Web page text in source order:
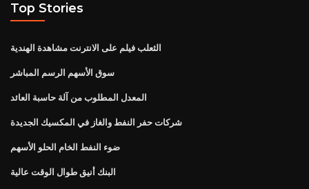
Top Stories
الثعلب فيلم على الانترنت مشاهدة الهندية
سوق الأسهم الرسم المباشر
المعدل المطلوب من آلة حاسبة العائد
شركات حفر النفط والغاز في المكسيك الجديدة
ضوء النفط الخام الحلو الأسهم
البنك أنيق طوال الوقت عالية